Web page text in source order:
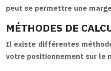
peut se permettre une
MÉTHODES DE
Il existe différentes
votre positionnement sur le